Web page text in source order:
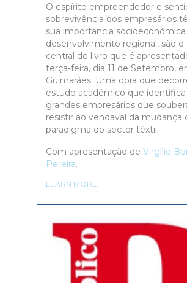
O espírito empreendedor e
sobrevivência dos empresários
sua importância
desenvolvimento regional, são
central do livro que é
terça-feira, dia 11 de Setembro,
Guimarães. Uma obra que
estudo académico que identifica
grandes empresários que
resistir ao vendaval da mudança
paradigma do sector têxtil.
Com apresentação de Virgílio
Pereira.
LEARN MORE